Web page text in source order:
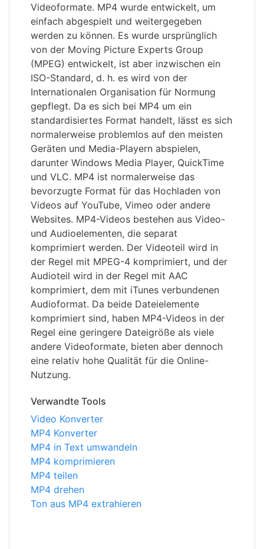
Videoformate. MP4 wurde entwickelt, um
einfach abgespielt und weitergegeben
werden zu können. Es wurde ursprünglich
von der Moving Picture Experts Group
(MPEG) entwickelt, ist aber inzwischen ein
ISO-Standard, d. h. es wird von der
Internationalen Organisation für Normung
gepflegt. Da es sich bei MP4 um ein
standardisiertes Format handelt, lässt es sich
normalerweise problemlos auf den meisten
Geräten und Media-Playern abspielen,
darunter Windows Media Player, QuickTime
und VLC. MP4 ist normalerweise das
bevorzugte Format für das Hochladen von
Videos auf YouTube, Vimeo oder andere
Websites. MP4-Videos bestehen aus Video-
und Audioelementen, die separat
komprimiert werden. Der Videoteil wird in
der Regel mit MPEG-4 komprimiert, und der
Audioteil wird in der Regel mit AAC
komprimiert, dem mit iTunes verbundenen
Audioformat. Da beide Dateielemente
komprimiert sind, haben MP4-Videos in der
Regel eine geringere Dateigröße als viele
andere Videoformate, bieten aber dennoch
eine relativ hohe Qualität für die Online-
Nutzung.
Verwandte Tools
Video Konverter
MP4 Konverter
MP4 in Text umwandeln
MP4 komprimieren
MP4 teilen
MP4 drehen
Ton aus MP4 extrahieren